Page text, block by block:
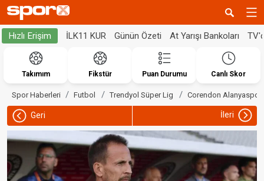
Hızlı Erişim İLK11 KUR Günün Özeti At Yarışı Bankoları
Takımım Fikstür Puan Durumu Canlı Skor
Spor Haberleri Futbol Trendyol Süper Lig Corendon Alanyaspor
Geri İleri